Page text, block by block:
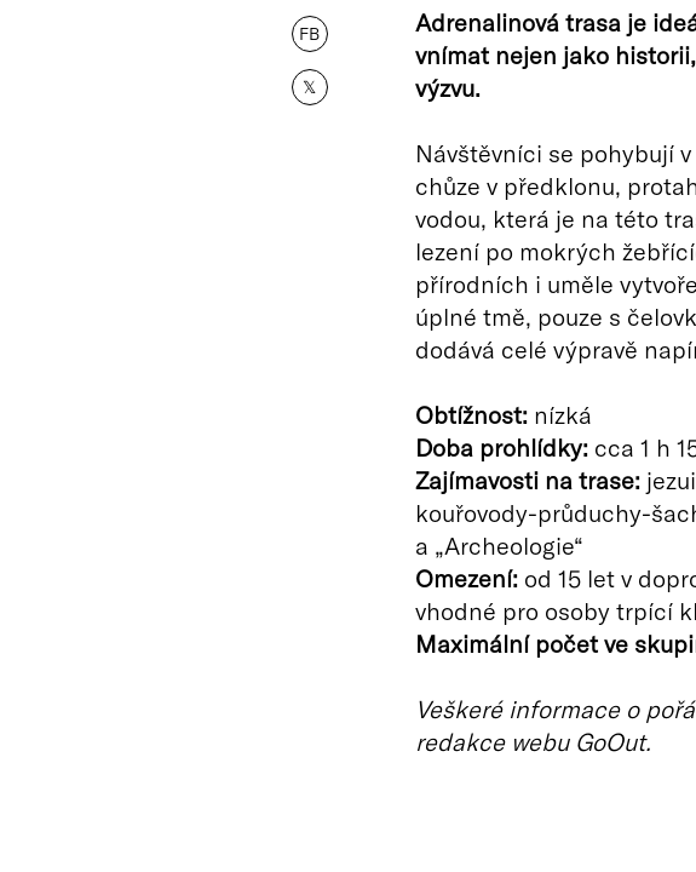
FB
𝕏
Adrenalinová trasa je
vnímat nejen jako
výzvu.
Návštěvníci se pohybují
chůze v předklonu,
vodou, která je na této
lezení po mokrých
přírodních i uměle
úplné tmě, pouze s
dodává celé výpravě
Obtížnost:nízká
Doba prohlídky:cca 1 h
Zajímavosti na trase:
kouřovody-průduchy-
a „Archeologie“
Omezení:od 15 let v
vhodné pro osoby trpící
Maximální počet ve
Veškeré informace o
redakce webu GoOut.